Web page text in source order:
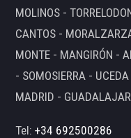
MOLINOS -
CANTOS -
MONTE - MANGIRÓN -
- SOMOSIERRA -
MADRID -
Tel:+34 692500286